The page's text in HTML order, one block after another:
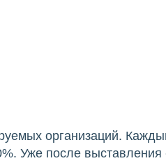
организаций.
Уже после выставления